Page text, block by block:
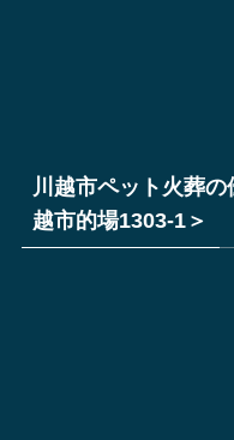
川越市ペット火葬
越市的場1303-1＞